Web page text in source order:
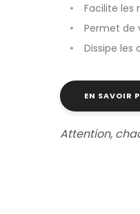
Facilite les
Permet de
Dissipe les
EN SAVOIR
Attention,